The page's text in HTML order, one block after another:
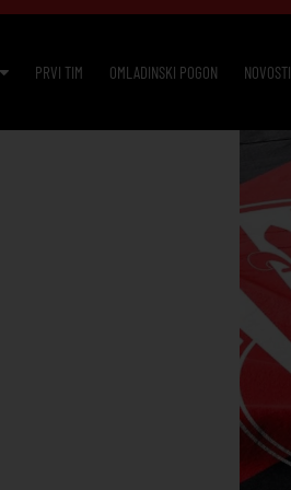
PRVI TIM OMLADINSKI POGON NOVOSTI